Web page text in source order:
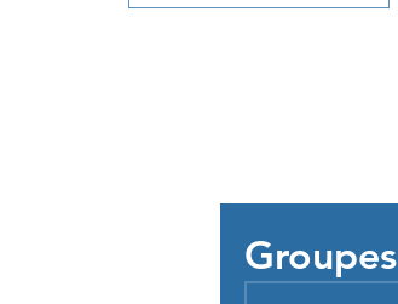
Groupes